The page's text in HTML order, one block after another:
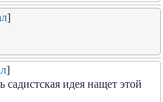
]
]
садистская идея нащет этой